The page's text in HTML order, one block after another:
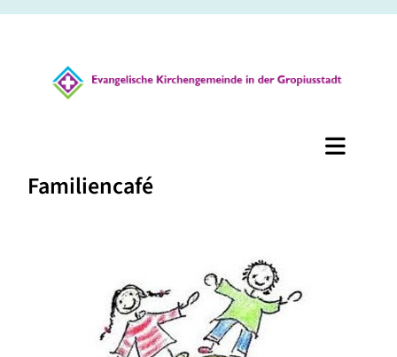
Familiencafé